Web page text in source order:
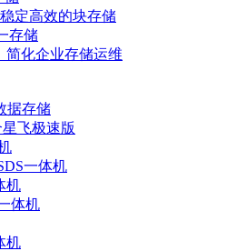
定高效的块存储
存储
简化企业存储运维
据存储
飞极速版
一体机
机
体机
机